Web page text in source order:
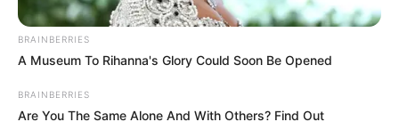
Por:
Sophia Salamanca Gómez
Agosto 6, 2025
BRAINBERRIES
A Museum To Rihanna's Glory Could Soon Be Opened
BRAINBERRIES
Are You The Same Alone And With Others? Find Out